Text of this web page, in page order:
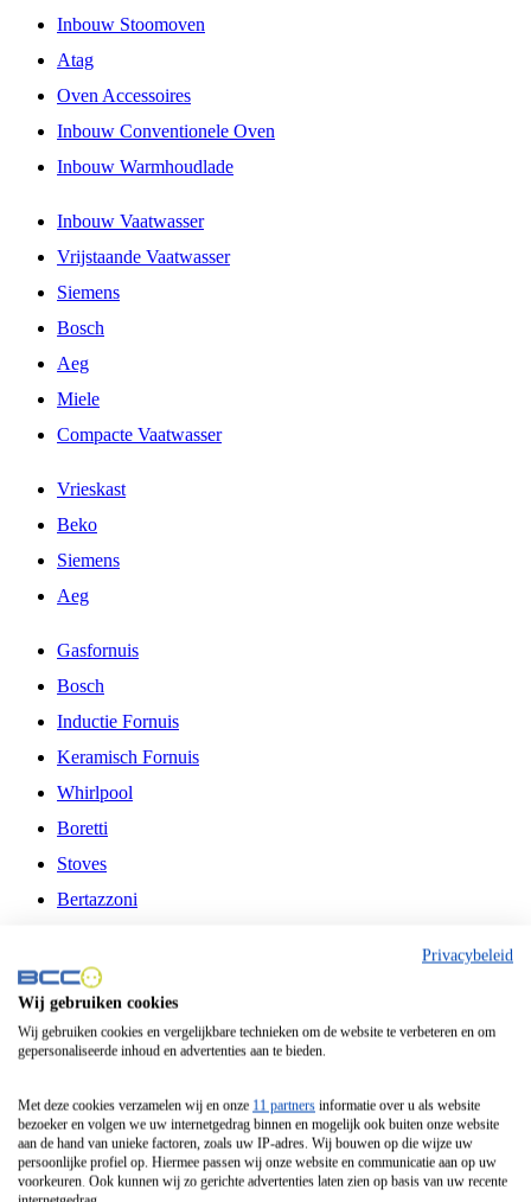
Inbouw Stoomoven
Atag
Oven Accessoires
Inbouw Conventionele Oven
Inbouw Warmhoudlade
Inbouw Vaatwasser
Vrijstaande Vaatwasser
Siemens
Bosch
Aeg
Miele
Compacte Vaatwasser
Vrieskast
Beko
Siemens
Aeg
Gasfornuis
Bosch
Inductie Fornuis
Keramisch Fornuis
Whirlpool
Boretti
Stoves
Bertazzoni
Fitelli
Airfryer
Frituurpan
Contactgrill
Broodbakmachine
Broodrooster
Privacybeleid
Wij gebruiken cookies
Wij gebruiken cookies en vergelijkbare technieken om de website te verbeteren en om
gepersonaliseerde inhoud en advertenties aan te bieden.
Met deze cookies verzamelen wij en onze 11 partners informatie over u als website
bezoeker en volgen we uw internetgedrag binnen en mogelijk ook buiten onze website
aan de hand van unieke factoren, zoals uw IP-adres. Wij bouwen op die wijze uw
persoonlijke profiel op. Hiermee passen wij onze website en communicatie aan op uw
voorkeuren. Ook kunnen wij zo gerichte advertenties laten zien op basis van uw recente